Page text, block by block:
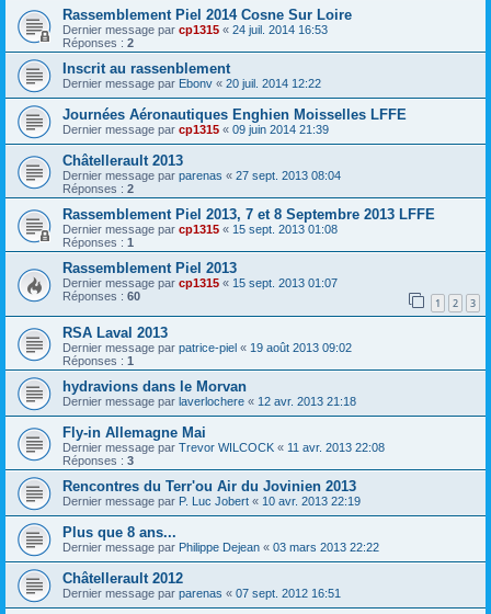
Rassemblement Piel 2014 Cosne Sur Loire
Dernier message par cp1315 « 24 juil. 2014 16:53
Réponses : 2
Inscrit au rassenblement
Dernier message par Ebonv « 20 juil. 2014 12:22
Journées Aéronautiques Enghien Moisselles LFFE
Dernier message par cp1315 « 09 juin 2014 21:39
Châtellerault 2013
Dernier message par parenas « 27 sept. 2013 08:04
Réponses : 2
Rassemblement Piel 2013, 7 et 8 Septembre 2013 LFFE
Dernier message par cp1315 « 15 sept. 2013 01:08
Réponses : 1
Rassemblement Piel 2013
Dernier message par cp1315 « 15 sept. 2013 01:07
Réponses : 60 1 2 3
RSA Laval 2013
Dernier message par patrice-piel « 19 août 2013 09:02
Réponses : 1
hydravions dans le Morvan
Dernier message par laverlochere « 12 avr. 2013 21:18
Fly-in Allemagne Mai
Dernier message par Trevor WILCOCK « 11 avr. 2013 22:08
Réponses : 3
Rencontres du Terr'ou Air du Jovinien 2013
Dernier message par P. Luc Jobert « 10 avr. 2013 22:19
Plus que 8 ans...
Dernier message par Philippe Dejean « 03 mars 2013 22:22
Châtellerault 2012
Dernier message par parenas « 07 sept. 2012 16:51